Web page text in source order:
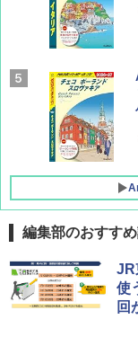
編集部のおすす
JR
使
回